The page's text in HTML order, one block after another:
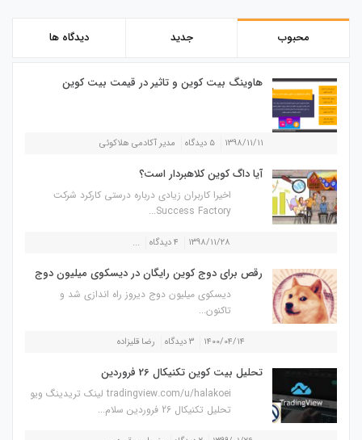
محبوب جدید دیدگاه ها
هاوینگ بیت کوین و تاثیر در قیمت بیت کوین
۱۳۹۸/۱۱/۱۱ ۵ دیدگاه مدیر آکادمی هلاکوئی
آیا داگ کوین کلاهبردار است؟
اخیرا کاربران زیادی درباره درستی کارکرد شرکت
Success Factory...
۱۳۹۸/۱۱/۲۸ ۴ دیدگاه ...
رقص برای دوج کوین رایگان در دیسکوی میلیون دوج
دیسکوی میلیون دوج دیروز راه اندازی شد و
تاکنون...
۱۴۰۰/۰۴/۱۴ ۳ دیدگاه رضا قلیزاده
تحلیل بیت کوین تکنیکال 26 فروردین
tradingview.com/u/halakoei لینک تریدینگ ویو
تحلیل تکنیکال 26 فروردین سلام...